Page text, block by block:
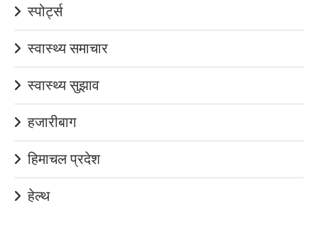
स्पोर्ट्स
स्वास्थ्य समाचार
स्वास्थ्य सुझाव
हजारीबाग
हिमाचल प्रदेश
हेल्थ